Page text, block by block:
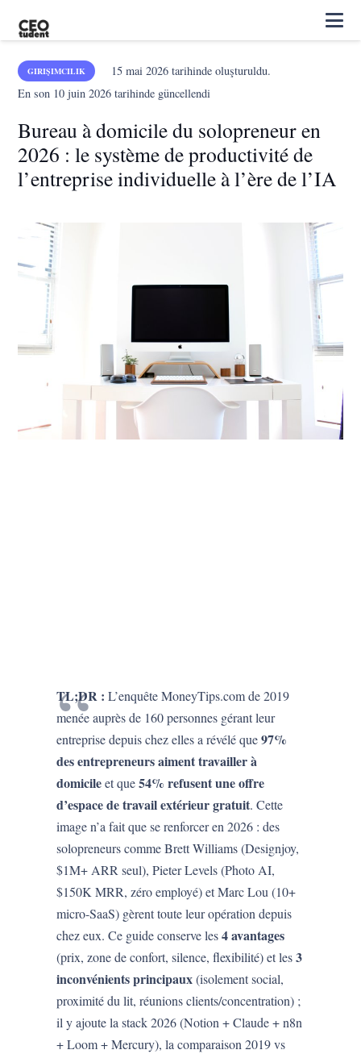
GIRIŞIMCILIK 15 mai 2026tarihinde oluşturuldu.
En son 10 juin 2026 tarihinde güncellendi
Bureau à domicile du solopreneur en
2026 : le système de productivité de
l’entreprise individuelle à l’ère de l’IA
TL;DR : L’enquête MoneyTips.com de 2019
menée auprès de 160 personnes gérant leur
entreprise depuis chez elles a révélé que97%
des entrepreneurs aiment travailler à
domicileet que54% refusent une offre
d’espace de travail extérieur gratuit. Cette
image n’a fait que se renforcer en 2026 : des
solopreneurs comme Brett Williams (Designjoy,
$1M+ ARR seul), Pieter Levels (Photo AI,
$150K MRR, zéro employé) et Marc Lou (10+
micro-SaaS) gèrent toute leur opération depuis
chez eux. Ce guide conserve les4 avantages
(prix, zone de confort, silence, flexibilité) et les3
inconvénients principaux(isolement social,
proximité du lit, réunions clients/concentration) ;
il y ajoute la stack 2026 (Notion + Claude + n8n
+ Loom + Mercury), la comparaison 2019 vs